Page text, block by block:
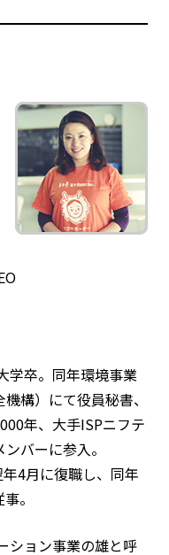
学卒。同年環境事業
構）にて役員秘書、
年、大手ISPニフテ
バーに参入。
4月に復職し、同年
。
ション事業の雄と呼